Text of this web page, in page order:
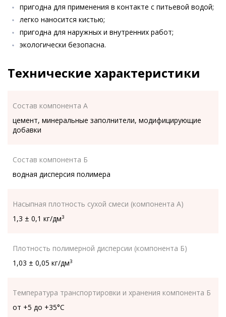
пригодна для применения в контакте с питьевой водой;
легко наносится кистью;
пригодна для наружных и внутренних работ;
экологически безопасна.
Технические характеристики
Состав компонента А
цемент, минеральные заполнители, модифицирующие
добавки
Состав компонента Б
водная дисперсия полимера
Насыпная плотность сухой смеси (компонента А)
1,3 ± 0,1 кг/дм3
Плотность полимерной дисперсии (компонента Б)
1,03 ± 0,05 кг/дм3
Температура транспортировки и хранения компонента Б
от +5 до +35°C